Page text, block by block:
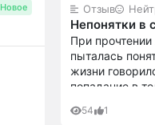
Отзыв
Непонятки в
При
пыталась
жизни
попадание в
Добавили
54 1
Новое